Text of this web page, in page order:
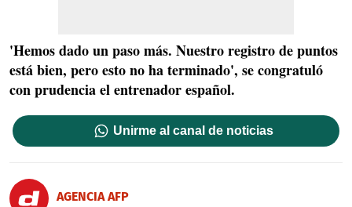
'Hemos dado un paso más. Nuestro registro de puntos
está bien, pero esto no ha terminado', se congratuló
con prudencia el entrenador español.
Unirme al canal de noticias
AGENCIA AFP